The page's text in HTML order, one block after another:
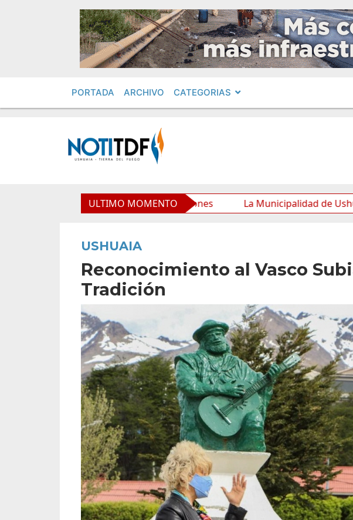
PORTADA ARCHIVO CATEGORIAS
ULTIMO MOMENTO
y mejora sus prestaciones La Municipalidad de Ushuaia
USHUAIA
Reconocimiento al Vasco
Tradición